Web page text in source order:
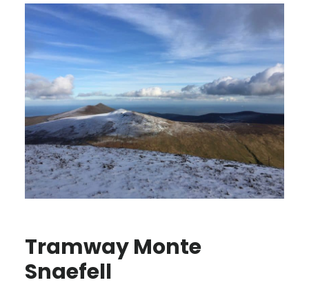
Tramway Monte
Snaefell